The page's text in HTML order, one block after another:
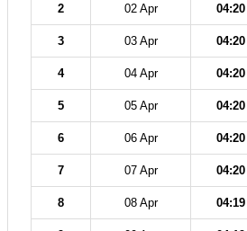
2 02 Apr 04:20
3 03 Apr 04:20
4 04 Apr 04:20
5 05 Apr 04:20
6 06 Apr 04:20
7 07 Apr 04:20
8 08 Apr 04:19